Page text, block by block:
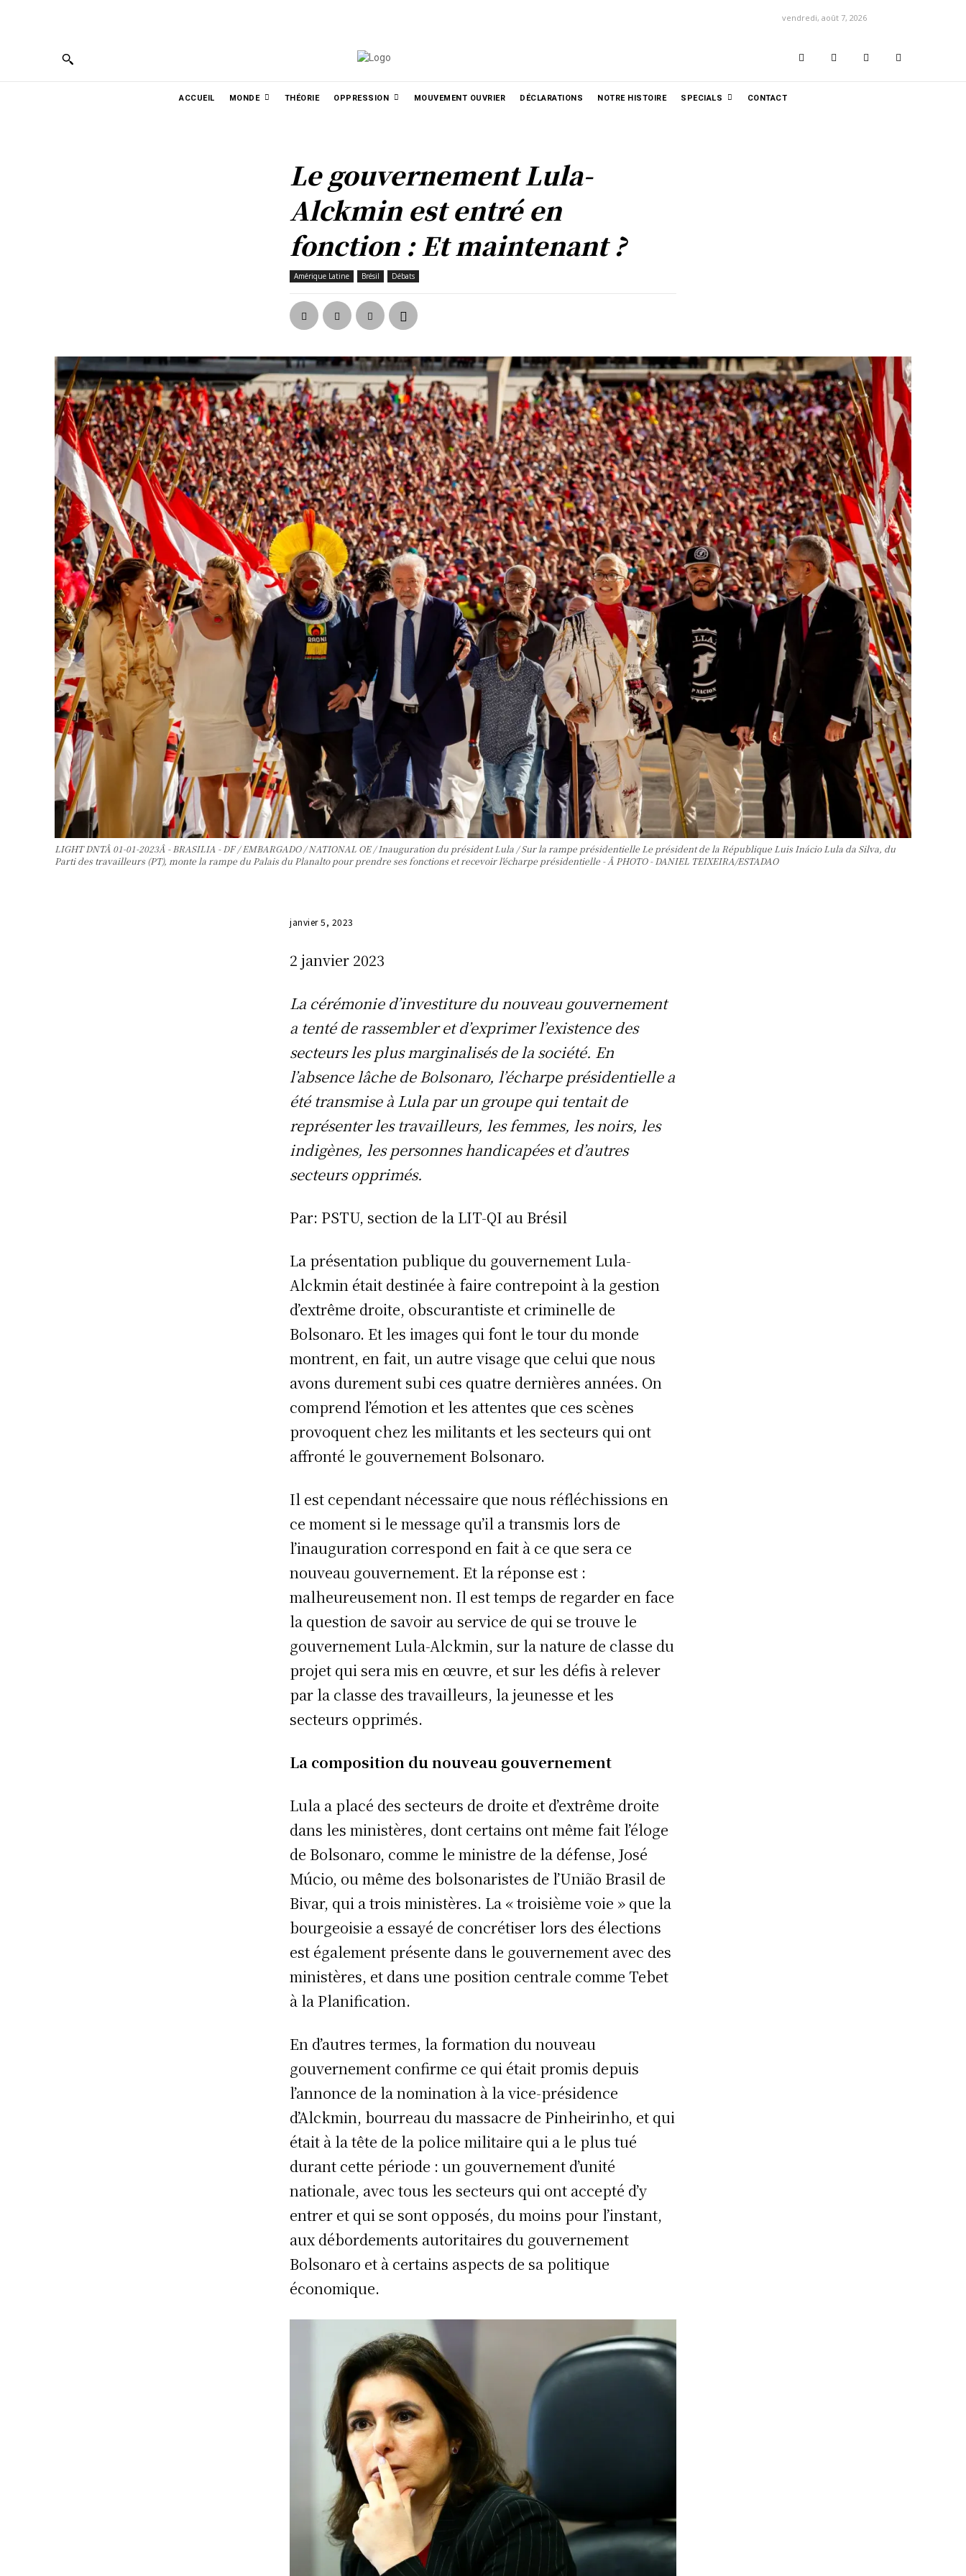
vendredi, août 7, 2026
ACCUEIL MONDE THÉORIE OPPRESSION MOUVEMENT OUVRIER DÉCLARATIONS NOTRE HISTOIRE SPECIALS CONTACT
Le gouvernement Lula-
Alckmin est entré en
fonction : Et maintenant ?
Amérique Latine Brésil Débats
LIGHT DNTÂ 01-01-2023Â - BRASILIA - DF / EMBARGADO / NATIONAL OE / Inauguration du président Lula / Sur la rampe présidentielle Le président de la République Luis Inácio Lula da Silva, du
Parti des travailleurs (PT), monte la rampe du Palais du Planalto pour prendre ses fonctions et recevoir l'écharpe présidentielle - Â PHOTO - DANIEL TEIXEIRA/ESTADAO
janvier 5, 2023
2 janvier 2023
La cérémonie d’investiture du nouveau gouvernement
a tenté de rassembler et d’exprimer l’existence des
secteurs les plus marginalisés de la société. En
l’absence lâche de Bolsonaro, l’écharpe présidentielle a
été transmise à Lula par un groupe qui tentait de
représenter les travailleurs, les femmes, les noirs, les
indigènes, les personnes handicapées et d’autres
secteurs opprimés.
Par: PSTU, section de la LIT-QI au Brésil
La présentation publique du gouvernement Lula-
Alckmin était destinée à faire contrepoint à la gestion
d’extrême droite, obscurantiste et criminelle de
Bolsonaro. Et les images qui font le tour du monde
montrent, en fait, un autre visage que celui que nous
avons durement subi ces quatre dernières années. On
comprend l’émotion et les attentes que ces scènes
provoquent chez les militants et les secteurs qui ont
affronté le gouvernement Bolsonaro.
Il est cependant nécessaire que nous réfléchissions en
ce moment si le message qu’il a transmis lors de
l’inauguration correspond en fait à ce que sera ce
nouveau gouvernement. Et la réponse est :
malheureusement non. Il est temps de regarder en face
la question de savoir au service de qui se trouve le
gouvernement Lula-Alckmin, sur la nature de classe du
projet qui sera mis en œuvre, et sur les défis à relever
par la classe des travailleurs, la jeunesse et les
secteurs opprimés.
La composition du nouveau gouvernement
Lula a placé des secteurs de droite et d’extrême droite
dans les ministères, dont certains ont même fait l’éloge
de Bolsonaro, comme le ministre de la défense, José
Múcio, ou même des bolsonaristes de l’União Brasil de
Bivar, qui a trois ministères. La « troisième voie » que la
bourgeoisie a essayé de concrétiser lors des élections
est également présente dans le gouvernement avec des
ministères, et dans une position centrale comme Tebet
à la Planification.
En d’autres termes, la formation du nouveau
gouvernement confirme ce qui était promis depuis
l’annonce de la nomination à la vice-présidence
d’Alckmin, bourreau du massacre de Pinheirinho, et qui
était à la tête de la police militaire qui a le plus tué
durant cette période : un gouvernement d’unité
nationale, avec tous les secteurs qui ont accepté d’y
entrer et qui se sont opposés, du moins pour l’instant,
aux débordements autoritaires du gouvernement
Bolsonaro et à certains aspects de sa politique
économique.